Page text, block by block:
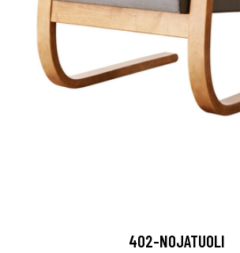
402-NOJATUOLI